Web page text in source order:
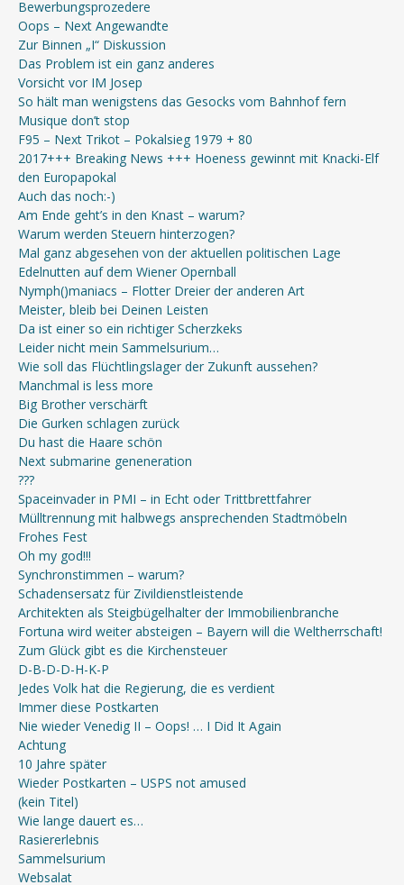
Bewerbungsprozedere
Oops – Next Angewandte
Zur Binnen „I“ Diskussion
Das Problem ist ein ganz anderes
Vorsicht vor IM Josep
So hält man wenigstens das Gesocks vom Bahnhof fern
Musique don’t stop
F95 – Next Trikot – Pokalsieg 1979 + 80
2017+++ Breaking News +++ Hoeness gewinnt mit Knacki-Elf
den Europapokal
Auch das noch:-)
Am Ende geht’s in den Knast – warum?
Warum werden Steuern hinterzogen?
Mal ganz abgesehen von der aktuellen politischen Lage
Edelnutten auf dem Wiener Opernball
Nymph()maniacs – Flotter Dreier der anderen Art
Meister, bleib bei Deinen Leisten
Da ist einer so ein richtiger Scherzkeks
Leider nicht mein Sammelsurium…
Wie soll das Flüchtlingslager der Zukunft aussehen?
Manchmal is less more
Big Brother verschärft
Die Gurken schlagen zurück
Du hast die Haare schön
Next submarine geneneration
???
Spaceinvader in PMI – in Echt oder Trittbrettfahrer
Mülltrennung mit halbwegs ansprechenden Stadtmöbeln
Frohes Fest
Oh my god!!!
Synchronstimmen – warum?
Schadensersatz für Zivildienstleistende
Architekten als Steigbügelhalter der Immobilienbranche
Fortuna wird weiter absteigen – Bayern will die Weltherrschaft!
Zum Glück gibt es die Kirchensteuer
D-B-D-D-H-K-P
Jedes Volk hat die Regierung, die es verdient
Immer diese Postkarten
Nie wieder Venedig II – Oops! … I Did It Again
Achtung
10 Jahre später
Wieder Postkarten – USPS not amused
(kein Titel)
Wie lange dauert es…
Rasiererlebnis
Sammelsurium
Websalat